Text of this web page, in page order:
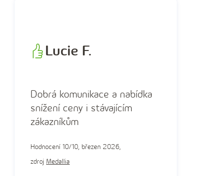
Lucie F.
Dobrá komunikace a nabídka
snížení ceny i stávajícím
zákazníkům
Hodnocení 10/10, březen 2026,
zdroj Medallia